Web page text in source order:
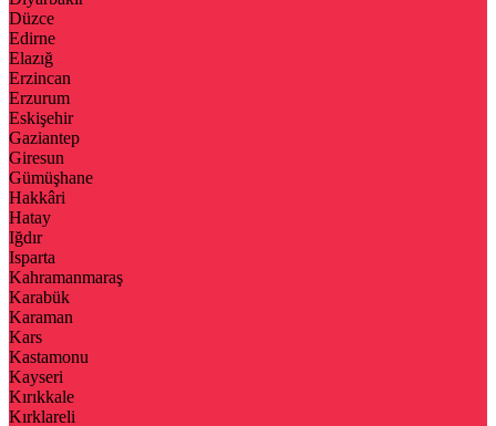
Düzce
Edirne
Elazığ
Erzincan
Erzurum
Eskişehir
Gaziantep
Giresun
Gümüşhane
Hakkâri
Hatay
Iğdır
Isparta
Kahramanmaraş
Karabük
Karaman
Kars
Kastamonu
Kayseri
Kırıkkale
Kırklareli